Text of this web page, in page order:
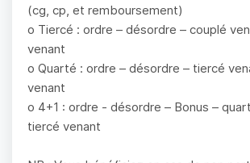
(cg, cp, et remboursement)
o Tiercé : ordre – désordre – couplé
venant
o Quarté : ordre – désordre – tiercé
venant
o 4+1 : ordre - désordre – Bonus –
tiercé venant